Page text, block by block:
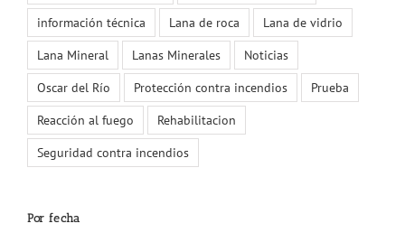
información técnica
Lana de roca
Lana de vidrio
Lana Mineral
Lanas Minerales
Noticias
Oscar del Río
Protección contra incendios
Prueba
Reacción al fuego
Rehabilitacion
Seguridad contra incendios
Por fecha